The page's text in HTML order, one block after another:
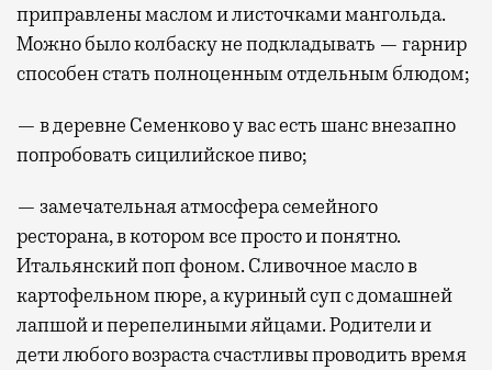
приправлены маслом и листочками мангольда.
Можно было колбаску не подкладывать — гарнир
способен стать полноценным отдельным блюдом;
— в деревне Семенково у вас есть шанс внезапно
попробовать сицилийское пиво;
— замечательная атмосфера семейного
ресторана, в котором все просто и понятно.
Итальянский поп фоном. Сливочное масло в
картофельном пюре, а куриный суп с домашней
лапшой и перепелиными яйцами. Родители и
дети любого возраста счастливы проводить время